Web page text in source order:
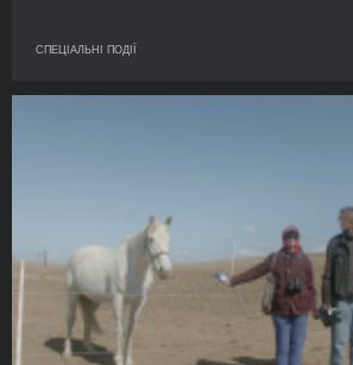
СПЕЦІАЛЬНІ ПОДІЇ